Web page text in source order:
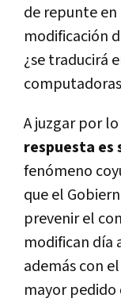
de repunte
modificación
¿se traducirá
A juzgar por
respuesta es
fenómeno
que el
prevenir el
modifican día
además con
mayor